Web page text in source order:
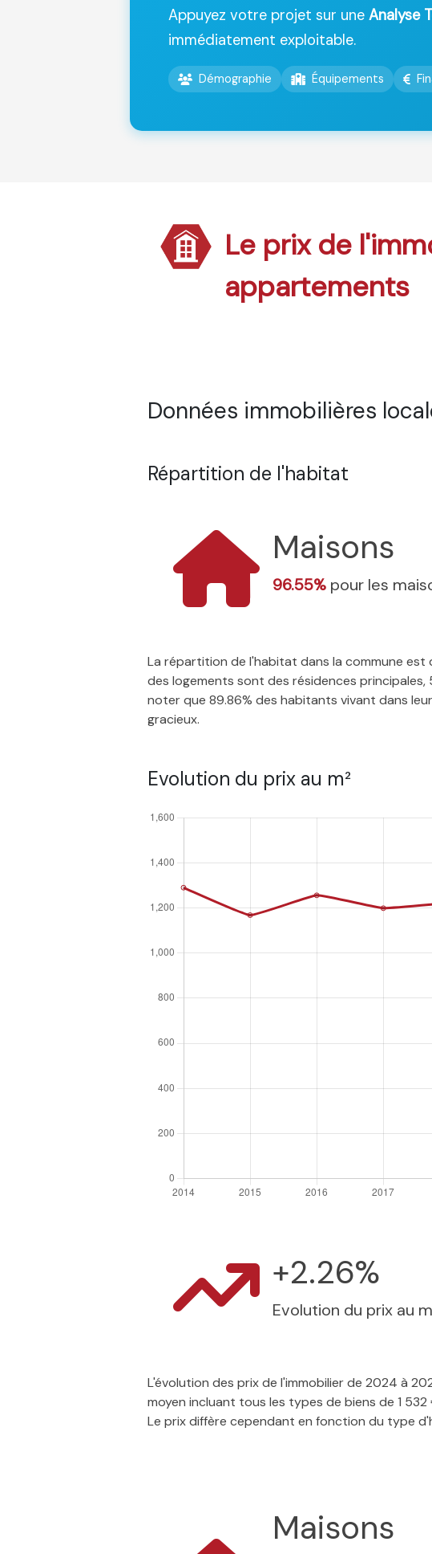
Appuyez votre projet sur une Analyse
immédiatement exploitable.
Démographie Équipements
Le prix de
appartements
Données immobilières
Répartition de l'habitat
Maisons
96.55% pour les
La répartition de l'habitat dans la commune est
des logements sont des résidences
noter que 89.86% des habitants vivant dans
gracieux.
Evolution du prix au m²
+2.26%
Evolution du prix au
L'évolution des prix de l'immobilier de 2024 à
moyen incluant tous les types de biens de 1
Le prix diffère cependant en fonction du type
Maisons